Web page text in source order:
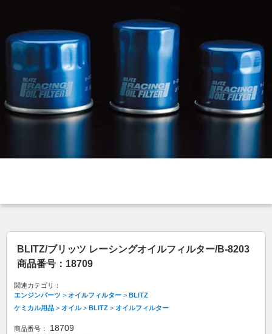
BLITZ/ブリッツ レーシングオイルフィルター/B-8203
商品番号：18709
関連カテゴリ：
エンジンパーツ > オイルフィルター > BLITZ
ケミカル用品 > オイル> BLITZ > オイルフィルター
商品番号： 18709